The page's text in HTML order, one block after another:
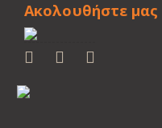
Ακολουθήστε μας